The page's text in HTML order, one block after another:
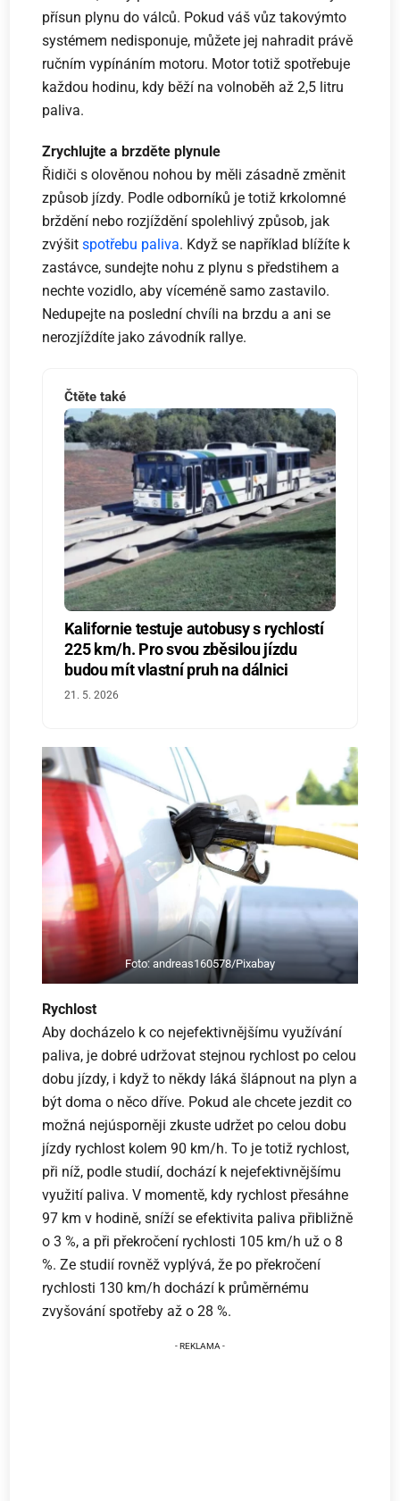
přísun plynu do válců. Pokud váš vůz takovýmto
systémem nedisponuje, můžete jej nahradit právě
ručním vypínáním motoru. Motor totiž spotřebuje
každou hodinu, kdy běží na volnoběh až 2,5 litru
paliva.
Zrychlujte a brzděte plynule
Řidiči s olověnou nohou by měli zásadně změnit
způsob jízdy. Podle odborníků je totiž krkolomné
brždění nebo rozjíždění spolehlivý způsob, jak
zvýšitspotřebu paliva. Když se například blížíte k
zastávce, sundejte nohu z plynu s předstihem a
nechte vozidlo, aby víceméně samo zastavilo.
Nedupejte na poslední chvíli na brzdu a ani se
nerozjíždíte jako závodník rallye.
Čtěte také
Kalifornie testuje autobusy s rychlostí
225 km/h. Pro svou zběsilou jízdu
budou mít vlastní pruh na dálnici
21. 5. 2026
Foto: andreas160578/Pixabay
Rychlost
Aby docházelo k co nejefektivnějšímu využívání
paliva, je dobré udržovat stejnou rychlost po celou
dobu jízdy, i když to někdy láká šlápnout na plyn a
být doma o něco dříve. Pokud ale chcete jezdit co
možná nejúsporněji zkuste udržet po celou dobu
jízdy rychlost kolem 90 km/h. To je totiž rychlost,
při níž, podle studií, dochází k nejefektivnějšímu
využití paliva. V momentě, kdy rychlost přesáhne
97 km v hodině, sníží se efektivita paliva přibližně
o 3 %, a při překročení rychlosti 105 km/h už o 8
%. Ze studií rovněž vyplývá, že po překročení
rychlosti 130 km/h dochází k průměrnému
zvyšování spotřeby až o 28 %.